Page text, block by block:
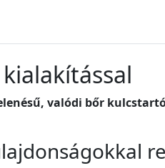
valódi bőr